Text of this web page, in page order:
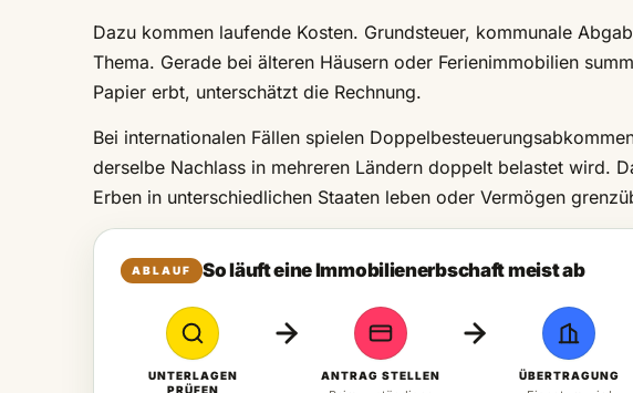
Dazu kommen laufende Kosten. Grundsteuer, kommunale
Thema. Gerade bei älteren Häusern oder Ferienimmobilien
Papier erbt, unterschätzt die Rechnung.
Bei internationalen Fällen spielen
derselbe Nachlass in mehreren Ländern doppelt belastet wird.
Erben in unterschiedlichen Staaten leben oder Vermögen
ABLAUF So läuft eine Immobilienerbschaft meist ab
UNTERLAGEN
PRÜFEN
ANTRAG STELLEN ÜBERTRAGUNG